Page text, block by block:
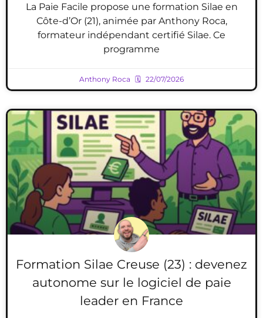
La Paie Facile propose une formation Silae en
Côte-d’Or (21), animée par Anthony Roca,
formateur indépendant certifié Silae. Ce
programme
Anthony Roca 22/07/2026
Formation Silae Creuse (23) : devenez
autonome sur le logiciel de paie
leader en France